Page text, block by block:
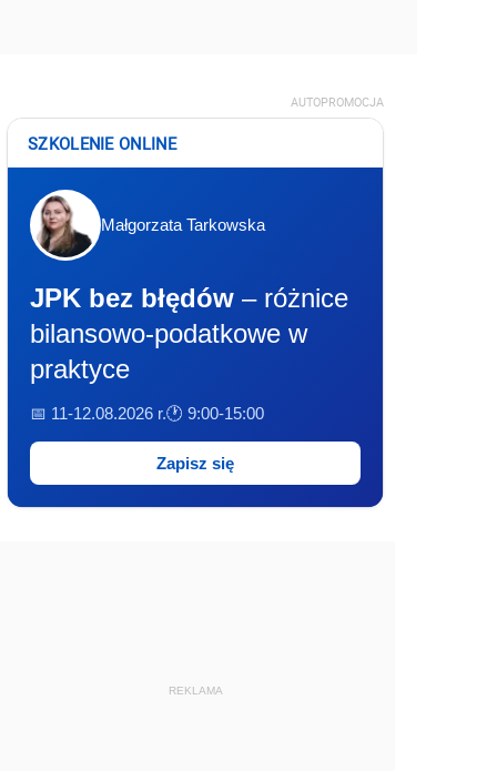
AUTOPROMOCJA
SZKOLENIE ONLINE
Małgorzata Tarkowska
JPK bez błędów – różnice
bilansowo-podatkowe w
praktyce
📅 11-12.08.2026 r.🕐 9:00-15:00
Zapisz się
REKLAMA